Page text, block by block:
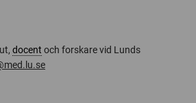
docent och forskare vid Lunds